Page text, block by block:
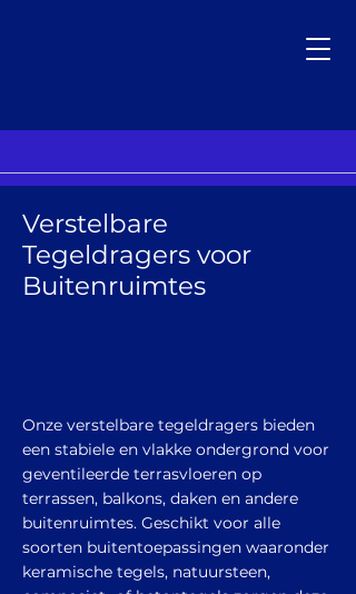
Verstelbare
Tegeldragers voor
Buitenruimtes
Onze verstelbare tegeldragers bieden
een stabiele en vlakke ondergrond voor
geventileerde terrasvloeren op
terrassen, balkons, daken en andere
buitenruimtes. Geschikt voor alle
soorten buitentoepassingen waaronder
keramische tegels, natuursteen,